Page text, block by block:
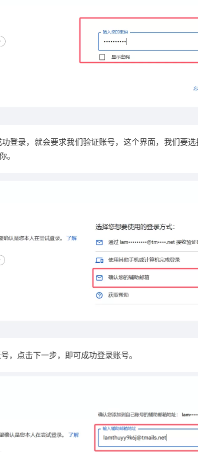
登录，就会要求我们验证账号，这个界面，我们要
。
，点击下一步，即可成功登录账号。